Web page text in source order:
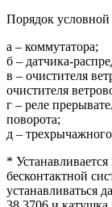
Порядок
а – коммутатора;
б – датчика-
в – очистителя
очистителя
г – реле
поворота;
д –
*
бесконтактной
устанавливаться